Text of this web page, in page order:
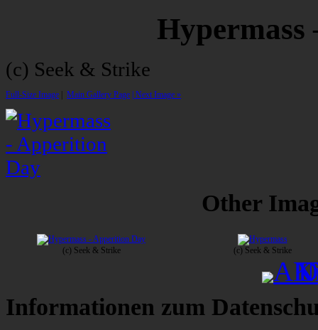
(c) Seek & Strike
Full-Size Image Main Gallery Page | Next Image »
Other
(c) Seek & Strike (c) Seek & Strike
Informationen zum